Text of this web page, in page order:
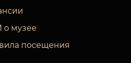
музее
посещения